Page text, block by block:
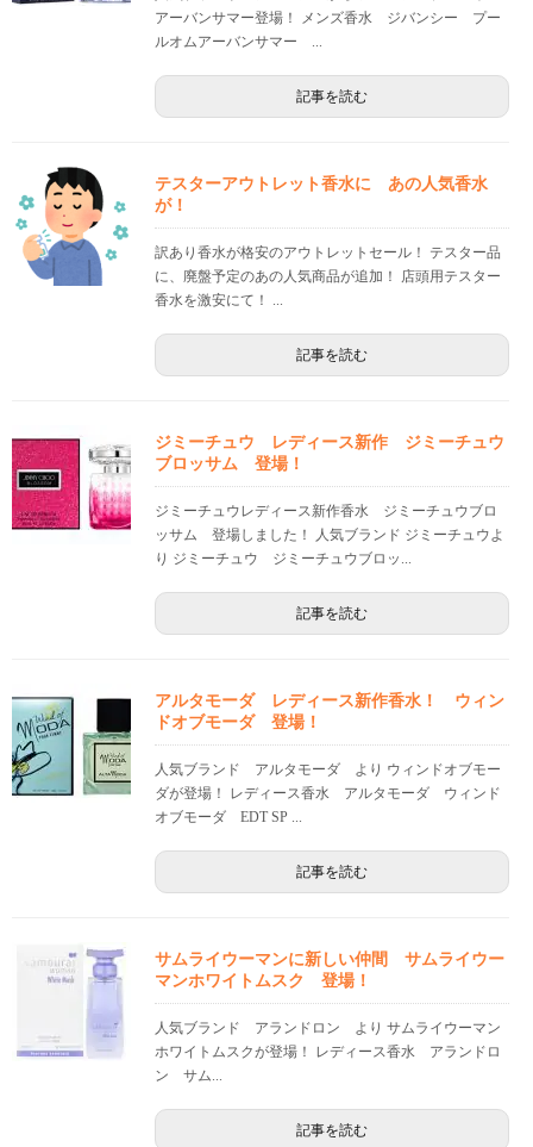
アーバンサマー登場！ メンズ香水 ジバンシー プー
ルオムアーバンサマー ...
記事を読む
テスターアウトレット香水に あの人気香水
が！
訳あり香水が格安のアウトレットセール！ テスター品
に、廃盤予定のあの人気商品が追加！ 店頭用テスター
香水を激安にて！ ...
記事を読む
ジミーチュウ レディース新作 ジミーチュウ
ブロッサム 登場！
ジミーチュウレディース新作香水 ジミーチュウブロ
ッサム 登場しました！ 人気ブランド ジミーチュウよ
り ジミーチュウ ジミーチュウブロッ...
記事を読む
アルタモーダ レディース新作香水！ ウィン
ドオブモーダ 登場！
人気ブランド アルタモーダ より ウィンドオブモー
ダが登場！ レディース香水 アルタモーダ ウィンド
オブモーダ EDT SP ...
記事を読む
サムライウーマンに新しい仲間 サムライウー
マンホワイトムスク 登場！
人気ブランド アランドロン より サムライウーマン
ホワイトムスクが登場！ レディース香水 アランドロ
ン サム...
記事を読む